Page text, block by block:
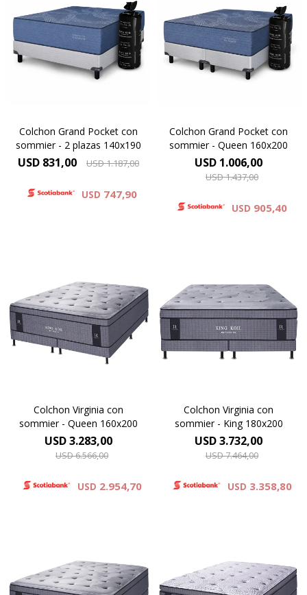
Un colchón de resortes
Pocket premium que llega
compactado en bolsa y entra
donde otros no entran.Lo
movés sin esfuerzo. Lo abrís.
Se expande. Y aparece un
verdadero King Koil de 30 cm
de altura.
Colchon Grand Pocket con
sommier - 2 plazas 140x190
USD 831,00 USD1.187,00
USD 747,90
Un colchón de resortes
Pocket premium que llega
compactado en bolsa y entra
donde otros no entran.Lo
movés sin esfuerzo. Lo abrís.
Se expande. Y aparece un
verdadero King Koil de 30 cm
de altura.
Colchon Grand Pocket con
sommier - Queen 160x200
USD 1.006,00
USD1.437,00
USD 905,40
modelo de mayor altura y ,
redefine el descanso. Su
tejido de punto proporciona
una suavidad inigualable, y su
innovador pillow top,
conformado por espuma
viscoelástica , ofrece un
experiencia superior de
confort. 40 cm de altura
Colchon Virginia con
sommier - Queen 160x200
USD3.283,00
USD6.566,00
USD 2.954,70
modelo de mayor altura y ,
redefine el descanso. Su
tejido de punto proporciona
una suavidad inigualable, y su
innovador pillow top,
conformado por espuma
viscoelástica , ofrece un
experiencia superior de
Colchon Virginia con
sommier - King 180x200
USD3.732,00
USD7.464,00
USD 3.358,80
modelo de mayor altura y ,
redefine el descanso. Su
tejido de punto proporciona
El colchón Lexington Grand
Pillow, redefine el descanso.
Su tejido de punto
proporciona una suavidad